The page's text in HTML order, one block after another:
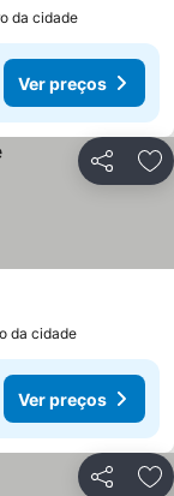
da cidade
Ver preços
Partilhar
da cidade
Ver preços
Partilhar